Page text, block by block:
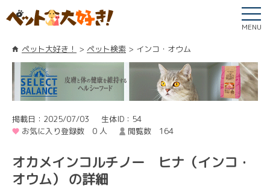
MENU
ペット大好き！ ペット検索 インコ・オウム
掲載日：2025/07/03
生体ID：54
お気に入り登録数 0 人
閲覧数 164
オカメインコルチノー ヒナ（インコ・
オウム） の詳細